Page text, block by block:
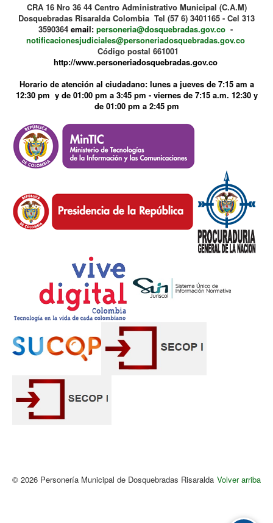
CRA 16 Nro 36 44 Centro Administrativo Municipal (C.A.M)
Dosquebradas Risaralda Colombia Tel (57 6) 3401165 - Cel 313
3590364 email: personeria@dosquebradas.gov.co-
notificacionesjudiciales@personeriadosquebradas.gov.co
Código postal 661001
http://www.personeriadosquebradas.gov.co
Horario de atención al ciudadano: lunes a jueves de 7:15 am a
12:30 pm y de 01:00 pm a 3:45 pm - viernes de 7:15 a.m. 12:30 y
de 01:00 pm a 2:45 pm
Volver arriba
© 2026 Personería Municipal de Dosquebradas Risaralda